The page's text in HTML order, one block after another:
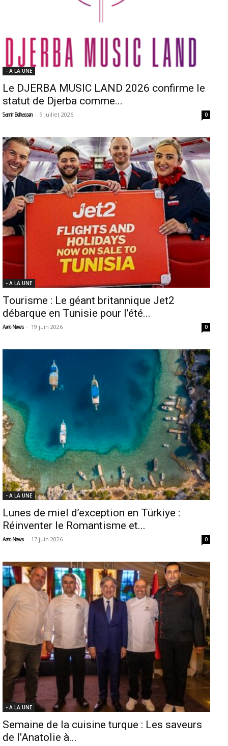
- A LA UNE
Le DJERBA MUSIC LAND 2026 confirme le
statut de Djerba comme...
Samir Belhassen - 9 juillet 2026 0
- A LA UNE
Tourisme : Le géant britannique Jet2
débarque en Tunisie pour l’été...
Aero News - 19 juin 2026 0
- A LA UNE
Lunes de miel d’exception en Türkiye :
Réinventer le Romantisme et...
Aero News - 17 juin 2026 0
- A LA UNE
Semaine de la cuisine turque : Les saveurs
de l’Anatolie à...